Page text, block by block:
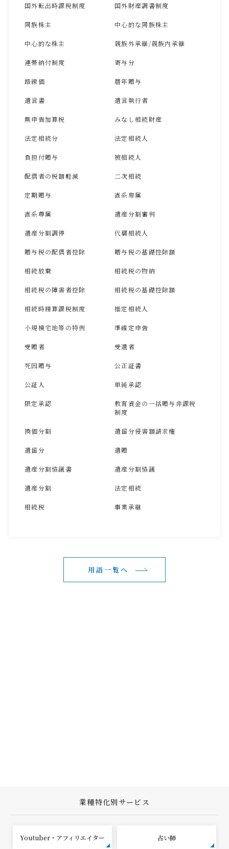
国外転出時課税制度 国外財産調書制度
同族株主 中心的な同族株主
中心的な株主 親族外承継/親族内承継
連帯納付制度 寄与分
路線価 暦年贈与
遺言書 遺言執行者
無申告加算税 みなし相続財産
法定相続分 法定相続人
負担付贈与 被相続人
配偶者の税額軽減 二次相続
定期贈与 直系卑属
直系尊属 遺産分割審判
遺産分割調停 代襲相続人
贈与税の配偶者控除 贈与税の基礎控除額
相続放棄 相続税の物納
相続税の障害者控除 相続税の基礎控除額
相続時精算課税制度 推定相続人
小規模宅地等の特例 準確定申告
受贈者 受遺者
死因贈与 公正証書
公証人 単純承認
限定承認
教育資金の一括贈与非課税
制度
換価分割 遺留分侵害額請求権
遺留分 遺贈
遺産分割協議書 遺産分割協議
遺産分割 法定相続
相続税 事業承継
用語一覧へ
業種特化別サービス
Youtuber・アフィリエイター 占い師